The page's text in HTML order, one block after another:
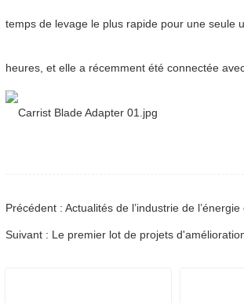
temps de levage le plus rapide pour une seule
heures, et elle a récemment été connectée
Précédent : Actualités de l’industrie de